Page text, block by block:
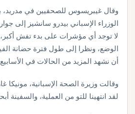
وقال غيبريسوس للصحفيين في مدريد،
الوزراء الإسباني بيدرو سانشيز إلى
لا توجد أي مؤشرات على بدء تفش أكبر،
الوضع، ونظرا إلى طول فترة حضانة
أن نشهد المزيد من الحالات في الأسابيع
وقالت وزيرة الصحة الإسبانية، مونيكا
لقد انتهينا للتو من العملية، والسفينة